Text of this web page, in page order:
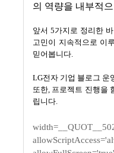
의 역량을 내부적
앞서 5가지로 정리한
고민이 지속적으로 이
믿어봅니다
LG전자 기업 블로그 운
또한 프로젝트 진행을
립니다